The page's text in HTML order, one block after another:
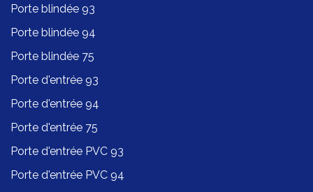
Porte blindée 93
Porte blindée 94
Porte blindée 75
Porte d'entrée 93
Porte d'entrée 94
Porte d'entrée 75
Porte d'entrée PVC 93
Porte d'entrée PVC 94